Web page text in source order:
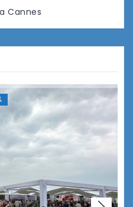
de l’Opéra » …
à La Vague de St Paul
à Cannes … des
!
for » … Mood, le
convivial tendance !
Cannes